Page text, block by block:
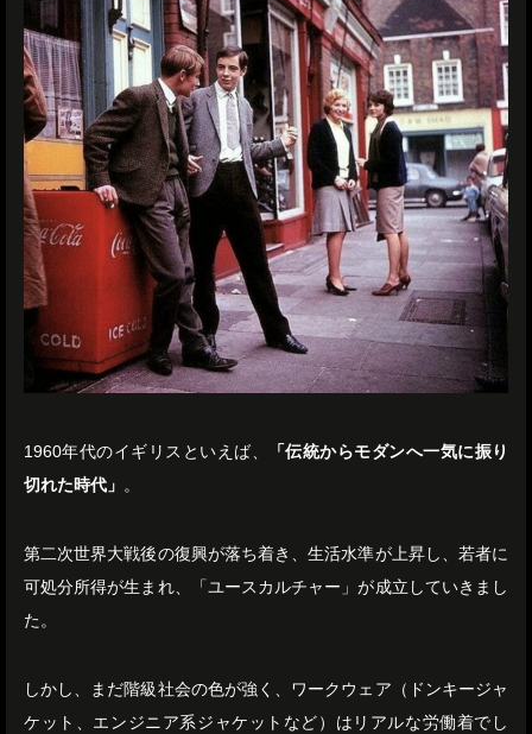
1960年代のイギリスといえば、
「伝統からモダンへ一気に振り
切れた時代」 。
第二次世界大戦後の復興が落ち着き、生活水準が上昇し、若者に
可処分所得が生まれ、「ユースカルチャー」が成立していきまし
た。
しかし、まだ階級社会の色が強く、ワークウェア（ドンキージャ
ケット、エンジニア系ジャケットなど）はリアルな労働着でし